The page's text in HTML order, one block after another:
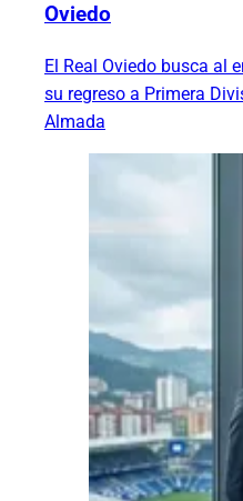
Oviedo
El Real Oviedo busca al
su regreso a Primera
Almada